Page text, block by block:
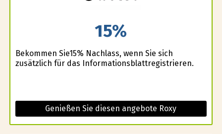
15%
Bekommen Sie15% Nachlass, wenn Sie sich
zusätzlich für das Informationsblattregistrieren.
Genießen Sie diesen angebote Roxy